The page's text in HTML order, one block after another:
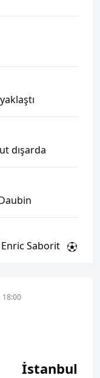
dışarda
Enric Saborit
18:00
İstanbul